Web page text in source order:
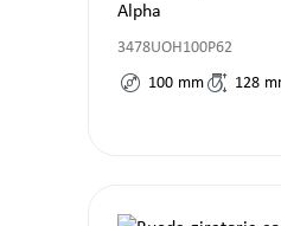
Alpha
3478UOH100P62
100 mm 128